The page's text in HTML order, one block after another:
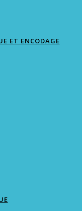
ET ENCODAGE